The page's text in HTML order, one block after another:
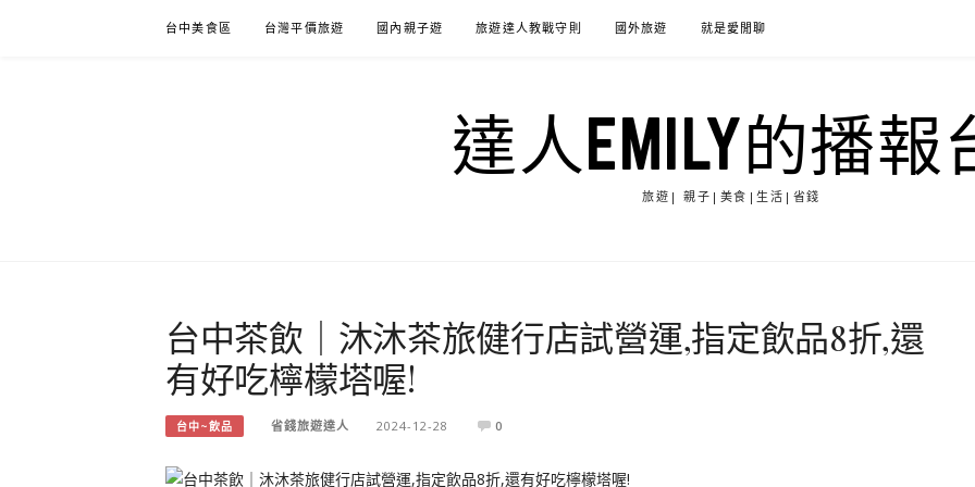
台中美食區 台灣平價旅遊 國內親子遊 旅遊達人教戰守則 國外旅遊 就是愛閒聊
達人EMILY的播報
旅遊| 親子|美食|生活|省錢
台中茶飲｜沐沐茶旅健行店試營運,指定飲品8折,還
有好吃檸檬塔喔!
台中~飲品 省錢旅遊達人 2024-12-28 0